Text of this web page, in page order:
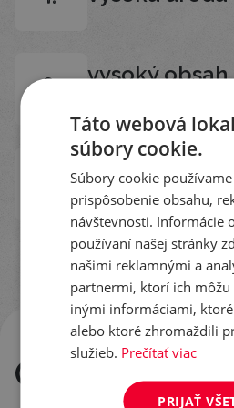
vysoký
odolnosť voči
Odolnosť
Táto webová
súbory cookie.
Súbory cookie
prispôsobenie obsahu,
návštevnosti. Informácie
používaní našej stránky
našimi reklamnými a
partnermi, ktorí ich
inými informáciami,
alebo ktoré zhromaždili
služieb. Prečítať viac
PRIJAŤ